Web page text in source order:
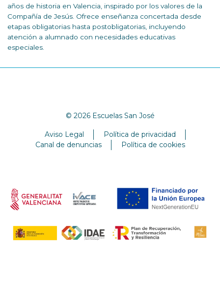
años de historia en Valencia, inspirado por los valores de la
Compañía de Jesús. Ofrece enseñanza concertada desde
etapas obligatorias hasta postobligatorias, incluyendo
atención a alumnado con necesidades educativas
especiales.
© 2026 Escuelas San José
Aviso Legal
Política de privacidad
Canal de denuncias
Política de cookies